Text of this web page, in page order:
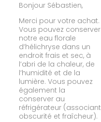
Bonjour Sébastien,
Merci pour votre achat.
Vous pouvez conserver
notre eau florale
d’hélichryse dans un
endroit frais et sec, à
l’abri de la chaleur, de
l’humidité et de la
lumière. Vous pouvez
également la
conserver au
réfrigérateur (associant
obscurité et fraîcheur).